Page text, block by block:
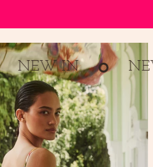
NEW IN